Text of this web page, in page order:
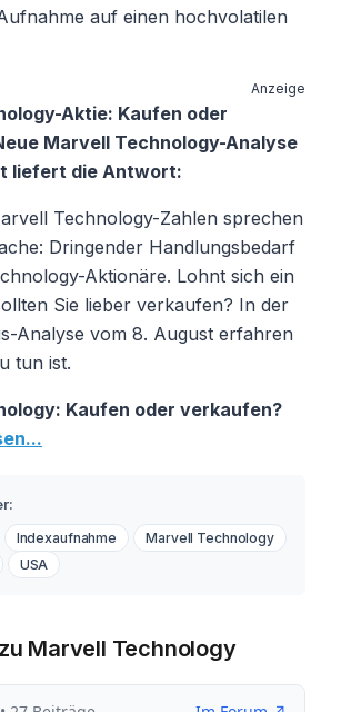
auf einen hochvolatilen
Anzeige
Aktie: Kaufen oder
Marvell Technology-Analyse
liefert die Antwort:
Technology-Zahlen sprechen
Dringender Handlungsbedarf
Aktionäre. Lohnt sich ein
Sie lieber verkaufen? In der
Analyse vom 8. August erfahren
tun ist.
Kaufen oder verkaufen?
Indexaufnahme
Marvell Technology
USA
Marvell Technology